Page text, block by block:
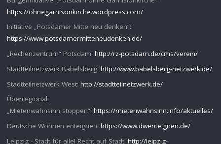
https://ohnegarnisonkirche.wordpress.com/
Initiative „Potsdamer Mitte neu denken“:
https://www.potsdamermitteneudenken.de/
„Rechenzentrum“ Potsdam: http://rz-potsdam.de/cms/verein/
Stadtteilnetzwerk Babelsberg: http://www.babelsberg-netzwerk.de/
Stadtteilnetzwerk West: http://stadtteilnetzwerk.de/
Überregional:
„Mietenwahnsinn stoppen“: https://mietenwahnsinn.info/aktuelles/
Deutsche Wohnen enteignen: https://www.dwenteignen.de/
Leipzig - Stadt für alle! Recht auf Stadt! http://leipzig-